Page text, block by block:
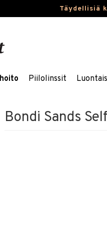
Täydellisiä
Piilolinssit
Bondi Sands